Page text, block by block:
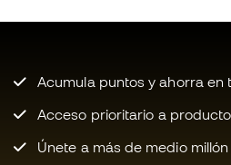
Acumula puntos y ahorra en
Acceso prioritario a
Únete a más de medio